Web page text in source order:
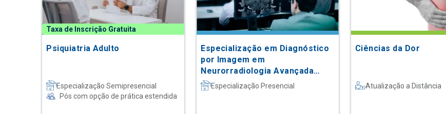
Taxa de Inscrição Gratuita
Psiquiatria Adulto
Especialização Semipresencial
Pós com opção de prática estendida
Especialização em Diagnóstico
por Imagem em
Neurorradiologia Avançada
(Fellow Nível 5)
Especialização Presencial
Ciências da Dor
Atualização a Distância